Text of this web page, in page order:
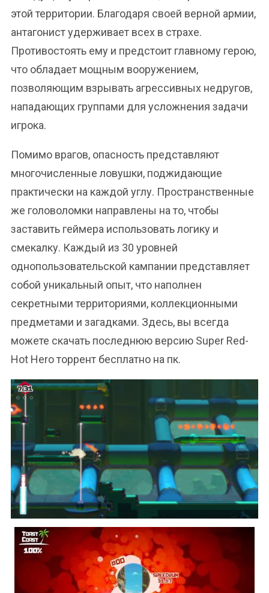
этой территории. Благодаря своей верной армии,
антагонист удерживает всех в страхе.
Противостоять ему и предстоит главному герою,
что обладает мощным вооружением,
позволяющим взрывать агрессивных недругов,
нападающих группами для усложнения задачи
игрока.
Помимо врагов, опасность представляют
многочисленные ловушки, поджидающие
практически на каждой углу. Пространственные
же головоломки направлены на то, чтобы
заставить геймера использовать логику и
смекалку. Каждый из 30 уровней
однопользовательской кампании представляет
собой уникальный опыт, что наполнен
секретными территориями, коллекционными
предметами и загадками. Здесь, вы всегда
можете скачать последнюю версию Super Red-
Hot Hero торрент бесплатно на пк.